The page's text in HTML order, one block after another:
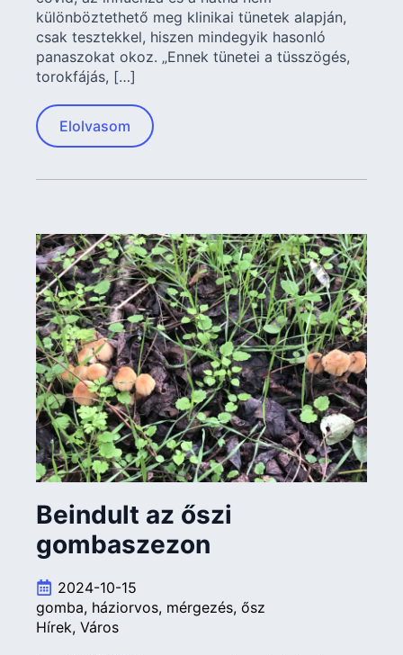
különböztethető meg klinikai tünetek alapján,
csak tesztekkel, hiszen mindegyik hasonló
panaszokat okoz. „Ennek tünetei a tüsszögés,
torokfájás, […]
Elolvasom
Beindult az őszi
gombaszezon
2024-10-15
gomba háziorvos mérgezés ősz
Hírek Város